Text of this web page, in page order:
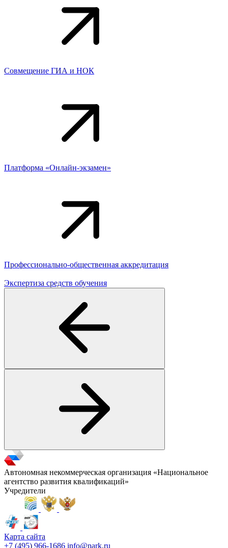
Совмещение ГИА и НОК
Платформа «Онлайн-экзамен»
Профессионально-общественная аккредитация
Экспертиза средств обучения
Автономная некоммерческая организация «Национальное
агентство развития квалификаций»
Учредители
Карта сайта
+7 (495) 966-1686 info@nark.ru